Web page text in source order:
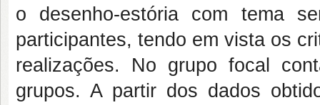
o desenho-estória com tema
participantes, tendo em vista os
realizações. No grupo focal
grupos. A partir dos dados